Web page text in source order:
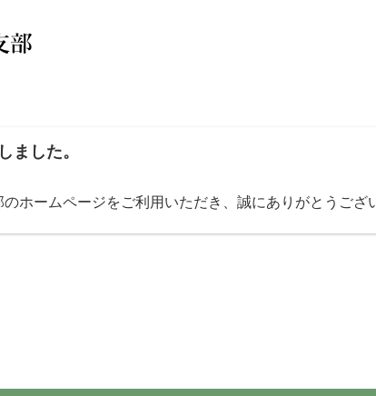
ました。
ホームページをご利用いただき、誠にありがとうご